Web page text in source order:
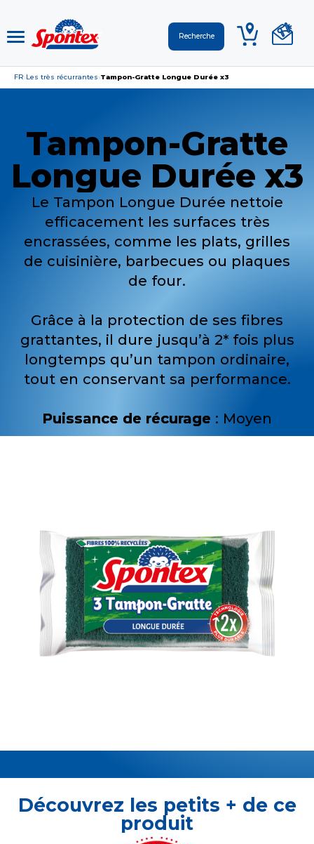
FR›Les très récurrantes›Tampon-Gratte Longue Durée x3
Tampon-Gratte
Longue Durée x3
Le Tampon Longue Durée nettoie
efficacement les surfaces très
encrassées, comme les plats, grilles
de cuisinière, barbecues ou plaques
de four.
Grâce à la protection de ses fibres
grattantes, il dure jusqu’à 2* fois plus
longtemps qu’un tampon ordinaire,
tout en conservant sa performance.
Puissance de récurage : Moyen
Découvrez les petits + de ce
produit